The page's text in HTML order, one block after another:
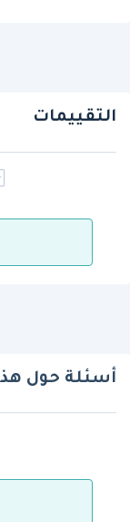
التقييمات
أسئلة حول